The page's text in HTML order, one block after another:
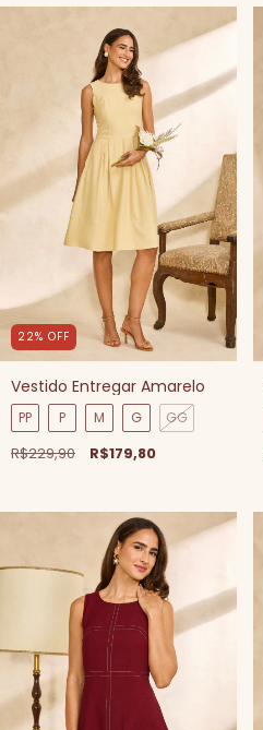
22% OFF
Vestido Entregar Amarelo
PP P M G GG
R$229,90 R$179,80